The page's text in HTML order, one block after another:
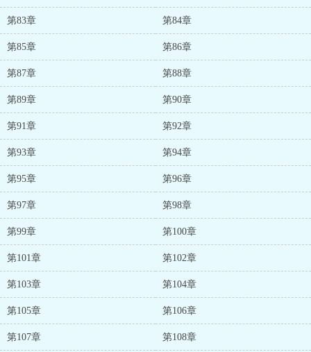
第83章 第84章
第85章 第86章
第87章 第88章
第89章 第90章
第91章 第92章
第93章 第94章
第95章 第96章
第97章 第98章
第99章 第100章
第101章 第102章
第103章 第104章
第105章 第106章
第107章 第108章